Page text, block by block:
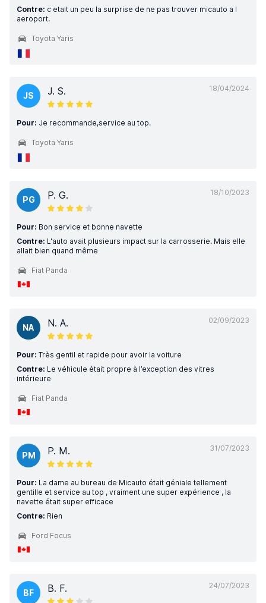
Contre: c etait un peu la surprise de ne pas trouver micauto a l
aeroport.
Toyota Yaris
18/04/2024
JS J. S.
Pour: Je recommande,service au top.
Toyota Yaris
18/10/2023
PG P. G.
Pour: Bon service et bonne navette
Contre: L'auto avait plusieurs impact sur la carrosserie. Mais elle
allait bien quand même
Fiat Panda
02/09/2023
NA N. A.
Pour: Très gentil et rapide pour avoir la voiture
Contre: Le véhicule était propre à l’exception des vitres
intérieure
Fiat Panda
31/07/2023
PM P. M.
Pour: La dame au bureau de Micauto était géniale tellement
gentille et service au top , vraiment une super expérience , la
navette était super efficace
Contre: Rien
Ford Focus
24/07/2023
BF B. F.